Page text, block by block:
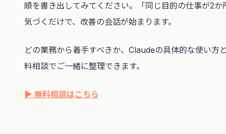
順を書き出してみてください。「同じ目的の仕事が2か
気づくだけで、改善の会話が始まります。
どの業務から着手すべきか、Claudeの具体的な使い方
料相談でご一緒に整理できます。
▶ 無料相談はこちら